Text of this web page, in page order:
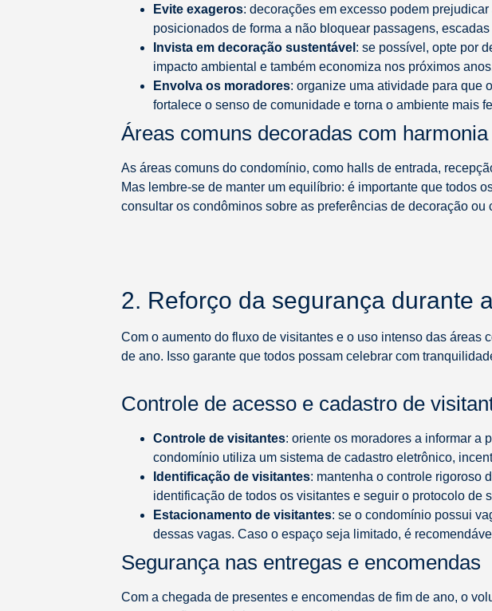
Evite exageros: decorações em excesso podem
posicionados de forma a não bloquear passagens,
Invista em decoração sustentável : se possível, opte por
impacto ambiental e também economiza nos próximos
Envolva os moradores: organize uma atividade para que
fortalece o senso de comunidade e torna o ambiente mais
Áreas comuns decoradas com harmonia
As áreas comuns do condomínio, como halls de entrada,
Mas lembre-se de manter um equilíbrio: é importante que todos
consultar os condôminos sobre as preferências de decoração
2. Reforço da segurança durante
Com o aumento do fluxo de visitantes e o uso intenso das
de ano. Isso garante que todos possam celebrar com
Controle de acesso e cadastro de
Controle de visitantes: oriente os moradores a informar a
condomínio utiliza um sistema de cadastro eletrônico,
Identificação de visitantes: mantenha o controle rigoroso
identificação de todos os visitantes e seguir o protocolo de
Estacionamento de visitantes: se o condomínio possui
dessas vagas. Caso o espaço seja limitado, é
Segurança nas entregas e encomendas
Com a chegada de presentes e encomendas de fim de ano, o